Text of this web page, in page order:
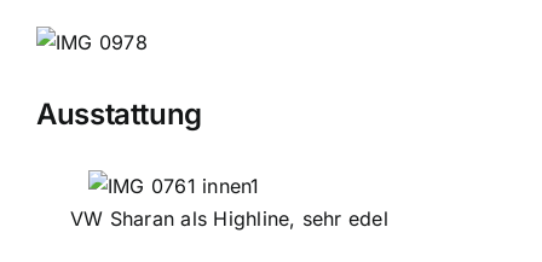
Ausstattung
VW Sharan als Highline, sehr edel